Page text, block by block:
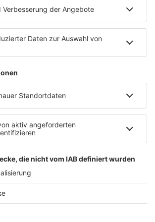
Photovoltaikanlage auf dem …